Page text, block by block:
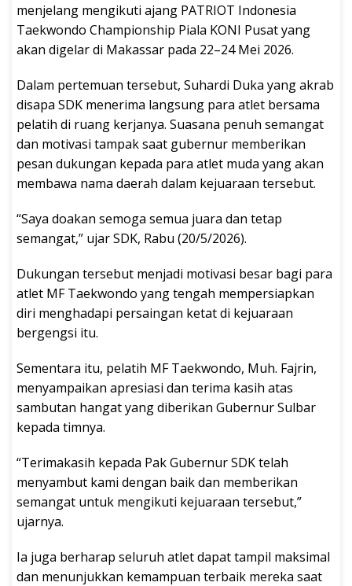
menjelang mengikuti ajang PATRIOT Indonesia
Taekwondo Championship Piala KONI Pusat yang
akan digelar di Makassar pada 22–24 Mei 2026.
Dalam pertemuan tersebut, Suhardi Duka yang akrab
disapa SDK menerima langsung para atlet bersama
pelatih di ruang kerjanya. Suasana penuh semangat
dan motivasi tampak saat gubernur memberikan
pesan dukungan kepada para atlet muda yang akan
membawa nama daerah dalam kejuaraan tersebut.
“Saya doakan semoga semua juara dan tetap
semangat,” ujar SDK, Rabu (20/5/2026).
Dukungan tersebut menjadi motivasi besar bagi para
atlet MF Taekwondo yang tengah mempersiapkan
diri menghadapi persaingan ketat di kejuaraan
bergengsi itu.
Sementara itu, pelatih MF Taekwondo, Muh. Fajrin,
menyampaikan apresiasi dan terima kasih atas
sambutan hangat yang diberikan Gubernur Sulbar
kepada timnya.
“Terimakasih kepada Pak Gubernur SDK telah
menyambut kami dengan baik dan memberikan
semangat untuk mengikuti kejuaraan tersebut,”
ujarnya.
Ia juga berharap seluruh atlet dapat tampil maksimal
dan menunjukkan kemampuan terbaik mereka saat